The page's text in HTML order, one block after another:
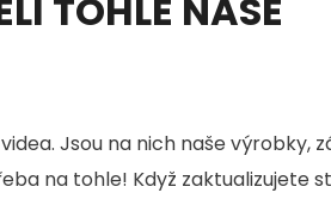
TOHLE NAŠE
Jsou na nich naše výrobky,
na tohle! Když zaktualizujete